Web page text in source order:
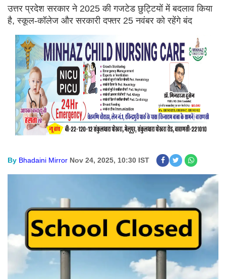
उत्तर प्रदेश सरकार ने 2025 की गजटेड छुट्टियों में बदलाव किया
है, स्कूल-कॉलेज और सरकारी दफ्तर 25 नवंबर को रहेंगे बंद
By Bhadaini Mirror Nov 24, 2025, 10:30 IST